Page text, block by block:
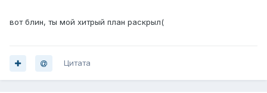
вот блин, ты мой хитрый план раскрыл(
Цитата